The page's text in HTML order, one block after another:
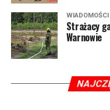
WIADOMOŚCI
Strażacy
Warnowie